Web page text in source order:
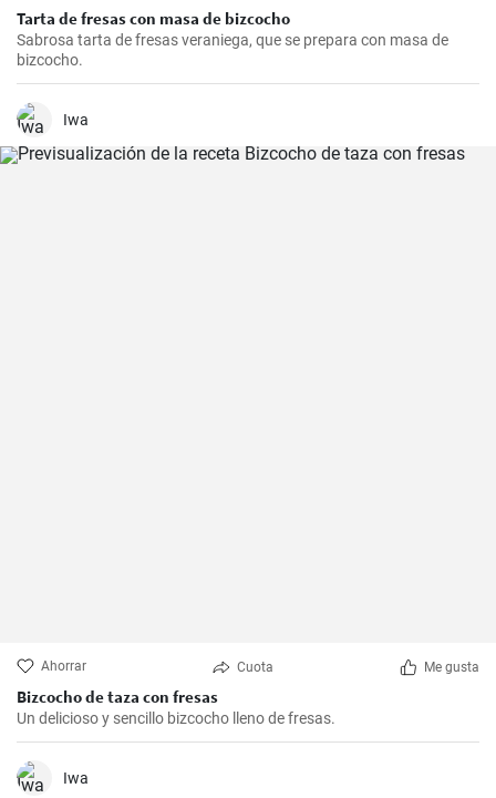
Tarta de fresas con masa de bizcocho
Sabrosa tarta de fresas veraniega, que se prepara con masa de
bizcocho.
Iwa
Ahorrar Cuota Me gusta
Bizcocho de taza con fresas
Un delicioso y sencillo bizcocho lleno de fresas.
Iwa